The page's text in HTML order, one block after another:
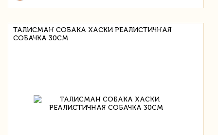
ТАЛИСМАН СОБАКА ХАСКИ РЕАЛИСТИЧНАЯ
СОБАЧКА 30СМ